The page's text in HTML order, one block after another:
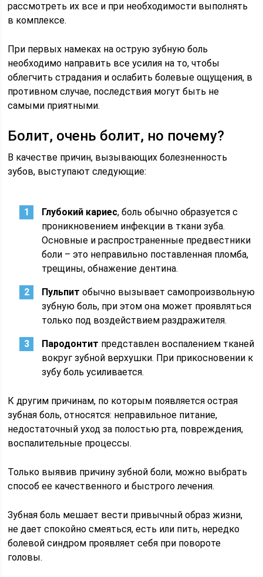
рассмотреть их все и при необходимости выполнять
в комплексе.
При первых намеках на острую зубную боль
необходимо направить все усилия на то, чтобы
облегчить страдания и ослабить болевые ощущения, в
противном случае, последствия могут быть не
самыми приятными.
Болит, очень болит, но почему?
В качестве причин, вызывающих болезненность
зубов, выступают следующие:
Глубокий кариес, боль обычно образуется с
проникновением инфекции в ткани зуба.
Основные и распространенные предвестники
боли – это неправильно поставленная пломба,
трещины, обнажение дентина.
Пульпит обычно вызывает самопроизвольную
зубную боль, при этом она может проявляться
только под воздействием раздражителя.
Пародонтит представлен воспалением тканей
вокруг зубной верхушки. При прикосновении к
зубу боль усиливается.
К другим причинам, по которым появляется острая
зубная боль, относятся: неправильное питание,
недостаточный уход за полостью рта, повреждения,
воспалительные процессы.
Только выявив причину зубной боли, можно выбрать
способ ее качественного и быстрого лечения.
Зубная боль мешает вести привычный образ жизни,
не дает спокойно смеяться, есть или пить, нередко
болевой синдром проявляет себя при повороте
головы.